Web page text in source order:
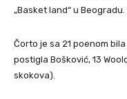
„Basket land“ u Beogradu.
Čorto je sa 21 poenom
postigla Bošković, 13
skokova).